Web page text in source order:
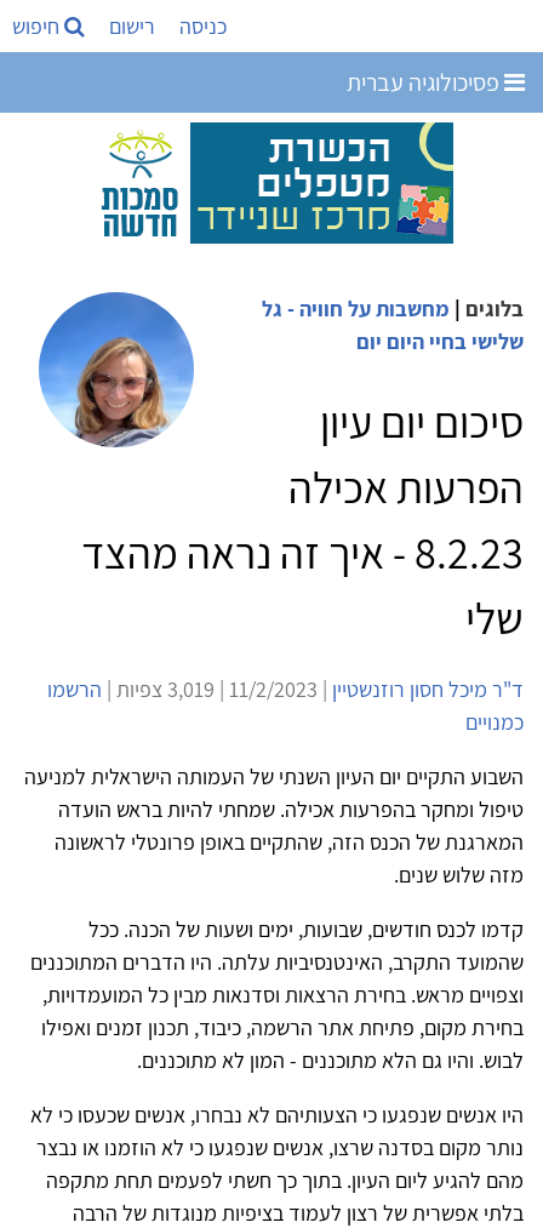
כניסה רישום חיפוש
פסיכולוגיה עברית
בלוגים | מחשבות על חוויה - גל
שלישי בחיי היום יום
סיכום יום עיון
הפרעות אכילה
8.2.23 - איך זה נראה מהצד
שלי
ד"ר מיכל חסון רוזנשטיין | 11/2/2023 | 3,019 צפיות |
הרשמו
כמנויים
השבוע התקיים יום העיון השנתי של העמותה הישראלית למניעה
טיפול ומחקר בהפרעות אכילה. שמחתי להיות בראש הועדה
המארגנת של הכנס הזה, שהתקיים באופן פרונטלי לראשונה
מזה שלוש שנים.
קדמו לכנס חודשים, שבועות, ימים ושעות של הכנה. ככל
שהמועד התקרב, האינטנסיביות עלתה. היו הדברים המתוכננים
וצפויים מראש. בחירת הרצאות וסדנאות מבין כל המועמדויות,
בחירת מקום, פתיחת אתר הרשמה, כיבוד, תכנון זמנים ואפילו
לבוש. והיו גם הלא מתוכננים - המון לא מתוכננים.
היו אנשים שנפגעו כי הצעותיהם לא נבחרו, אנשים שכעסו כי לא
נותר מקום בסדנה שרצו, אנשים שנפגעו כי לא הוזמנו או נבצר
מהם להגיע ליום העיון. בתוך כך חשתי לפעמים תחת מתקפה
בלתי אפשרית של רצון לעמוד בציפיות מנוגדות של הרבה